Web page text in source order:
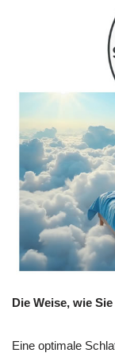
Die Weise, wie
Eine optimale